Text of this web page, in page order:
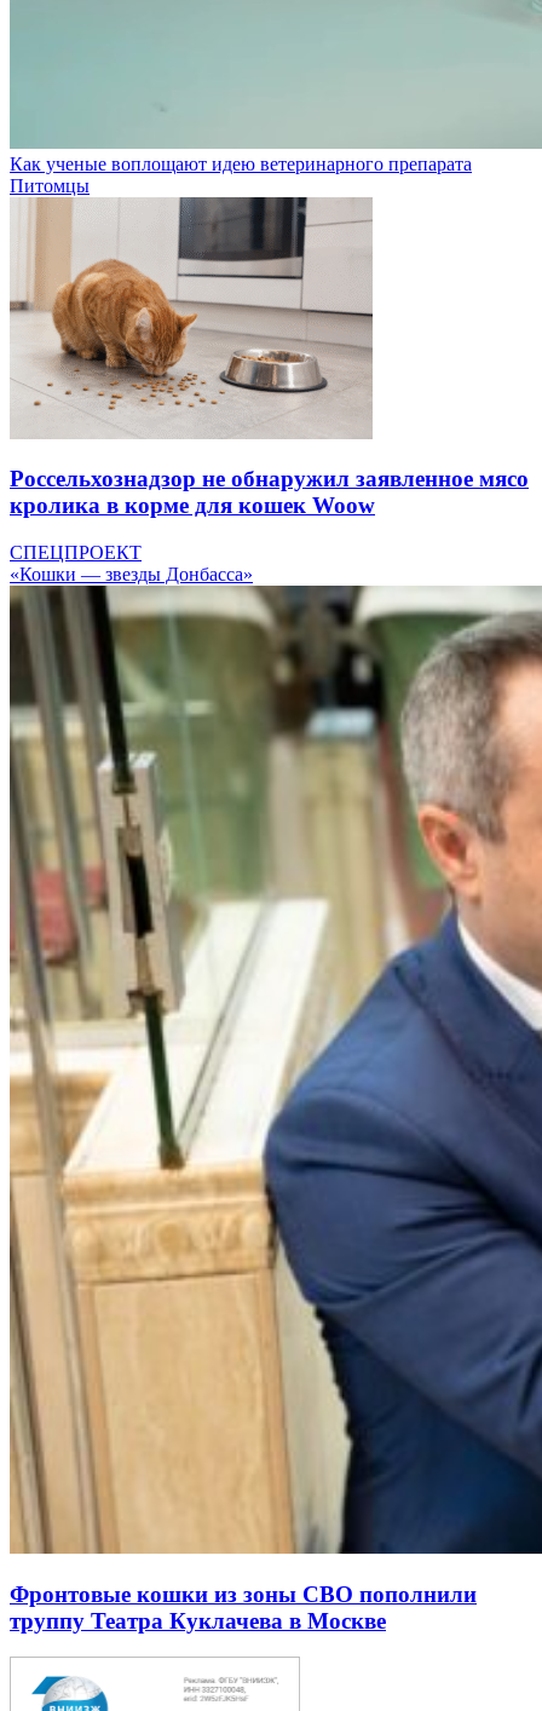
Как ученые воплощают идею ветеринарного препарата
Питомцы
Россельхознадзор не обнаружил заявленное мясо
кролика в корме для кошек Woow
СПЕЦПРОЕКТ
«Кошки — звезды Донбасса»
Фронтовые кошки из зоны СВО пополнили
труппу Театра Куклачева в Москве